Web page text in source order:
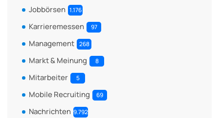
Jobbörsen 1.176
Karrieremessen 97
Management 268
Markt & Meinung 8
Mitarbeiter 5
Mobile Recruiting 69
Nachrichten 9.792